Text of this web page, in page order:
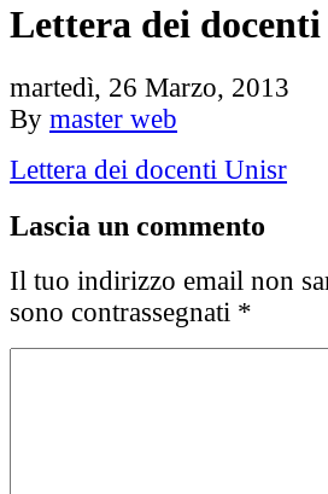
Lettera dei
martedì, 26 Marzo, 2013
By master web
Lettera dei docenti Unisr
Lascia un commento
Il tuo indirizzo email non
sono contrassegnati *